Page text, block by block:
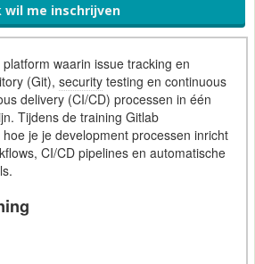
wil me inschrijven
platform waarin issue tracking en
(Git), securitytesting en continuous
delivery (CI/CD) processen in één
Tijdens de training Gitlab
je je development processen inricht
CI/CD pipelines en automatische